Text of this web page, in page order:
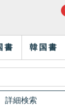
書 韓国書
詳細検索